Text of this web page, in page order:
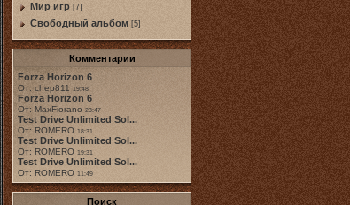
Мир игр [7]
Свободный альбом [5]
Комментарии
Forza Horizon 6
От: chep811 19:48
Forza Horizon 6
От: MaxFiorano 23:47
Test Drive Unlimited Sol...
От: ROMERO 18:31
Test Drive Unlimited Sol...
От: ROMERO 19:31
Test Drive Unlimited Sol...
От: ROMERO 11:49
Поиск